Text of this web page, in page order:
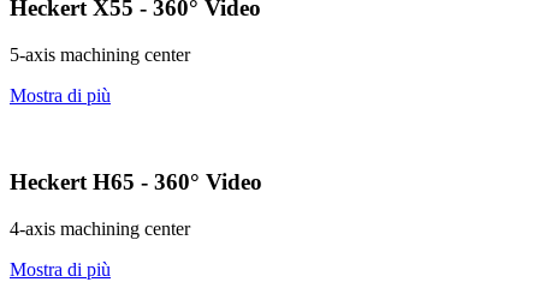
Heckert X55 - 360° Video
5-axis machining center
Mostra di più
Heckert H65 - 360° Video
4-axis machining center
Mostra di più